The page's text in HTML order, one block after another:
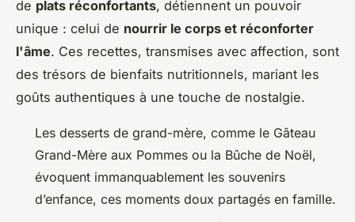
de plats réconfortants, détiennent un pouvoir
unique : celui de nourrir le corps et réconforter
l'âme. Ces recettes, transmises avec affection, sont
des trésors de bienfaits nutritionnels, mariant les
goûts authentiques à une touche de nostalgie.
Les desserts de grand-mère, comme le Gâteau
Grand-Mère aux Pommes ou la Bûche de Noël,
évoquent immanquablement les souvenirs
d’enfance, ces moments doux partagés en famille.